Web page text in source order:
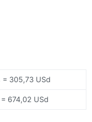
= 305,73 USd
674,02 USd